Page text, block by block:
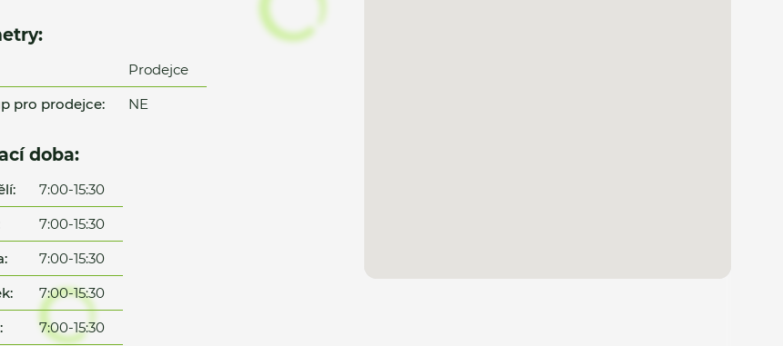
Prodejce
pro prodejce:
NE
doba:
7:00-15:30
7:00-15:30
7:00-15:30
7:00-15:30
7:00-15:30